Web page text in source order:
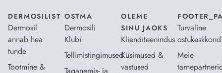
DERMOSILIST
Dermosil
annab hea
tunde
Tootmine &
OSTMA
Dermosili
Klubi
Tellimistingimused
OLEME
SINU JAOKS
Klienditeenindus
Küsimused &
vastused
Turvaline
ostukeskkond
Meie